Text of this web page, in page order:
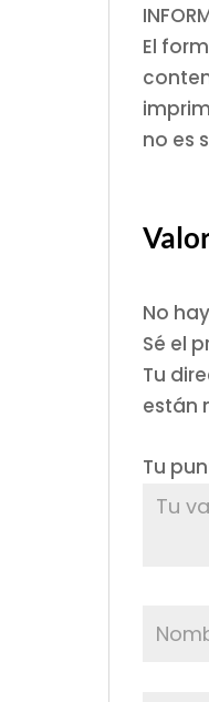
El
no es
No
Sé el
Tu
están
Tu